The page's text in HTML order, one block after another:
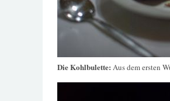
Die Kohlbulette: Aus dem ersten